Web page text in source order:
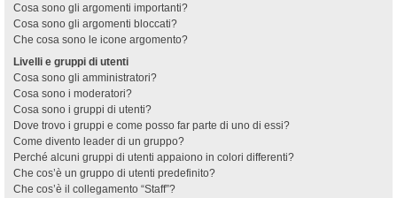
Cosa sono gli argomenti importanti?
Cosa sono gli argomenti bloccati?
Che cosa sono le icone argomento?
Livelli e gruppi di utenti
Cosa sono gli amministratori?
Cosa sono i moderatori?
Cosa sono i gruppi di utenti?
Dove trovo i gruppi e come posso far parte di uno di essi?
Come divento leader di un gruppo?
Perché alcuni gruppi di utenti appaiono in colori differenti?
Che cos’è un gruppo di utenti predefinito?
Che cos’è il collegamento “Staff”?